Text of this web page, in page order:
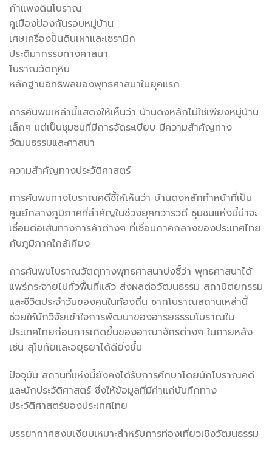
กำแพงดินโบราณ
คูเมืองป้องกันรอบหมู่บ้าน
เศษเครื่องปั้นดินเผาและเซรามิก
ประติมากรรมทางศาสนา
โบราณวัตถุหิน
หลักฐานอิทธิพลของพุทธศาสนาในยุคแรก
การค้นพบเหล่านี้แสดงให้เห็นว่า บ้านดงหลักไม่ใช่เพียงหมู่บ้าน
เล็กๆ แต่เป็นชุมชนที่มีการจัดระเบียบ มีความสำคัญทาง
วัฒนธรรมและศาสนา
ความสำคัญทางประวัติศาสตร์
การค้นพบทางโบราณคดีชี้ให้เห็นว่า บ้านดงหลักทำหน้าที่เป็น
ศูนย์กลางภูมิภาคที่สำคัญในช่วงยุคทวารวดี ชุมชนแห่งนี้น่าจะ
เชื่อมต่อเส้นทางการค้าต่างๆ ที่เชื่อมภาคกลางของประเทศไทย
กับภูมิภาคใกล้เคียง
การค้นพบโบราณวัตถุทางพุทธศาสนาบ่งชี้ว่า พุทธศาสนาได้
แพร่กระจายไปทั่วพื้นที่แล้ว ส่งผลต่อวัฒนธรรม สถาปัตยกรรม
และชีวิตประจำวันของคนในท้องถิ่น ซากโบราณสถานเหล่านี้
ช่วยให้นักวิจัยเข้าใจการพัฒนาของอารยธรรมโบราณใน
ประเทศไทยก่อนการเกิดขึ้นของอาณาจักรต่างๆ ในภายหลัง
เช่น สุโขทัยและอยุธยาได้ดียิ่งขึ้น
ปัจจุบัน สถานที่แห่งนี้ยังคงได้รับการศึกษาโดยนักโบราณคดี
และนักประวัติศาสตร์ ซึ่งให้ข้อมูลที่มีค่าแก่บันทึกทาง
ประวัติศาสตร์ของประเทศไทย
บรรยากาศสงบเงียบเหมาะสำหรับการท่องเที่ยวเชิงวัฒนธรรม